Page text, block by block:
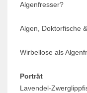
Algenfresser?
Algen, Doktorfische
Wirbellose als
Porträt
Lavendel-